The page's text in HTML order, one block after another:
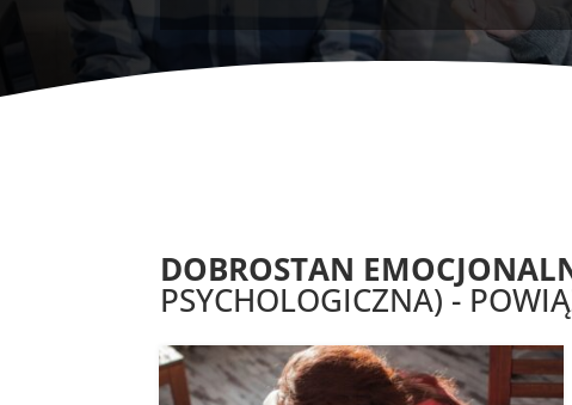
DOBROSTAN
PSYCHOLOGICZNA) -